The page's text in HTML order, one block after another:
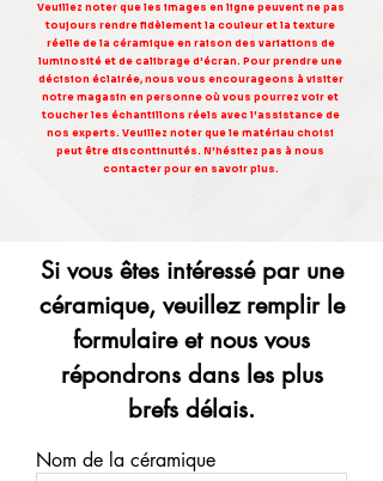
Veuillez noter que les images en ligne peuvent ne pas
toujours rendre fidèlement la couleur et la texture
réelle de la céramique en raison des variations de
luminosité et de calibrage d'écran. Pour prendre une
décision éclairée, nous vous encourageons à visiter
notre magasin en personne où vous pourrez voir et
toucher les échantillons réels avec l'assistance de
nos experts. Veuillez noter que le matériau choisi
peut être discontinuités. N'hésitez pas à nous
contacter pour en savoir plus.
Si vous êtes intéressé par une
céramique, veuillez remplir le
formulaire et nous vous
répondrons dans les plus
brefs délais.
Nom de la céramique